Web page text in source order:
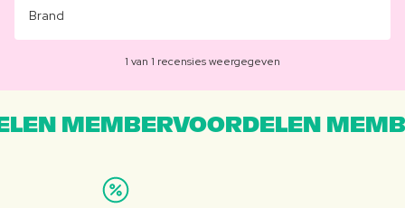
Brand
1 van 1 recensies weergegeven
MEMBERVOORDELEN